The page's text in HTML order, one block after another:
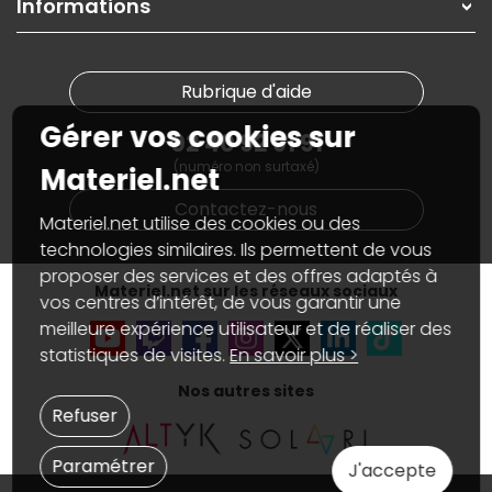
Informations
On rachète votre carte graphique
PC sur mesure : Votre RDV personnalisé
Materiel.net recrute
Notre programme d'affiliation
Partenariat & Sponsoring
Informations
Nos marques
Conditions générales de vente
Marketplace
Informations légales
Données personnellesetcookies
Gérer vos cookies
Accessibilité : non conforme
Rubrique d'aide
02 40 92 91 91
(numéro non surtaxé)
Contactez-nous
Materiel.net sur les réseaux sociaux
Nos autres sites
Gérer vos cookies sur
Materiel.net
Materiel.net utilise des cookies ou des
technologies similaires. Ils permettent de vous
proposer des services et des offres adaptés à
vos centres d’intérêt, de vous garantir une
meilleure expérience utilisateur et de réaliser des
statistiques de visites.En savoir plus >
J'accepte
Paramétrer
Refuser